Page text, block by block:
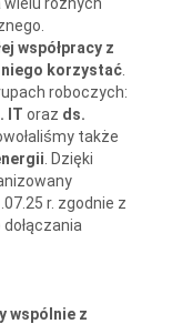
współpracy z
korzystać
roboczych:
IT oraz ds.
także
. Dzięki
r. zgodnie z
wspólnie z